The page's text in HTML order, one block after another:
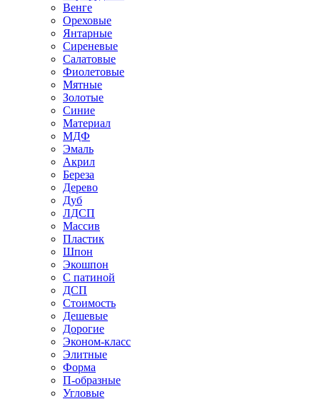
Венге
Ореховые
Янтарные
Сиреневые
Салатовые
Фиолетовые
Мятные
Золотые
Синие
Материал
МДФ
Эмаль
Акрил
Береза
Дерево
Дуб
ЛДСП
Массив
Пластик
Шпон
Экошпон
С патиной
ДСП
Стоимость
Дешевые
Дорогие
Эконом-класс
Элитные
Форма
П-образные
Угловые